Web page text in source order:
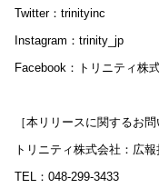
Twitter：trinityinc
Instagram：trinity_jp
Facebook：トリニティ株
［本リリースに関するお問
トリニティ株式会社：広
TEL：048-299-3433